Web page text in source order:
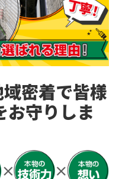
密着で皆様
お守りしま